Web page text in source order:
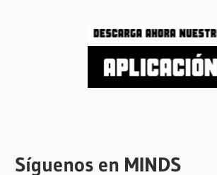
Síguenos en MINDS